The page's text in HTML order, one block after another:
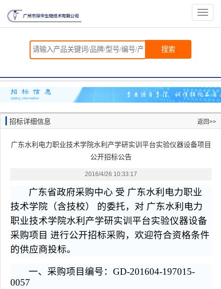
切
换
搜索
招标详细信息 返回>>
广东水利电力职业技术学院水利产学研实训平台实验仪器设备项目
公开招标公告
2016/4/26 10:33:17
广东省政府采购中心 受 广东水利电力职业
技术学院（含技校） 的委托，对 广东水利电力
职业技术学院水利产学研实训平台实验仪器设备
采购项目 进行公开招标采购， 欢迎符合资格条件
的供应商投标。
一、采购项目编号：GD-201604-197015-
0057